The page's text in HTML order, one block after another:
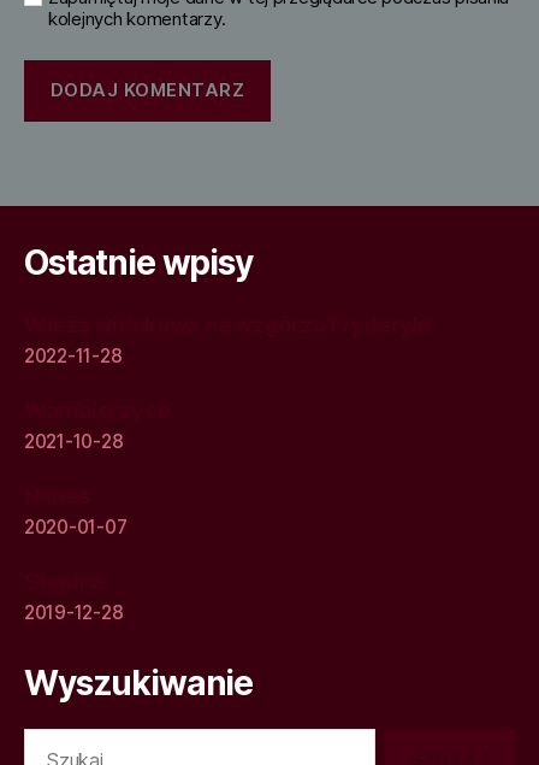
kolejnych komentarzy.
Ostatnie wpisy
2022-11-28
2021-10-28
2020-01-07
2019-12-28
Wyszukiwanie